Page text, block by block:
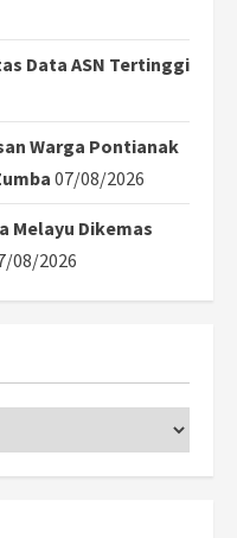
Data ASN Tertinggi
Warga Pontianak
07/08/2026
Melayu Dikemas
08/2026